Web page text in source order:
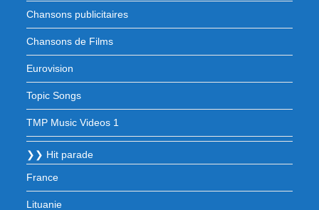
Chansons publicitaires
Chansons de Films
Eurovision
Topic Songs
TMP Music Videos 1
❯❯ Hit parade
France
Lituanie